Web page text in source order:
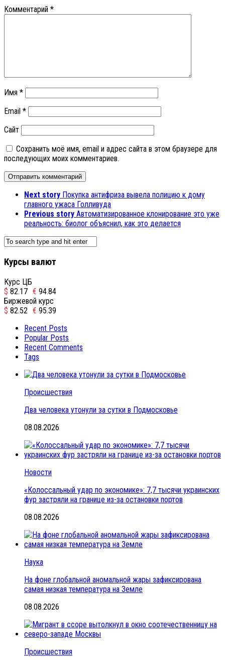
Комментарий *
Имя *
Email *
Сайт
Сохранить моё имя, email и адрес сайта в этом браузере для
последующих моих комментариев.
Next story Покупка антифриза вывела полицию к дому
главного ужаса Голливуда
Previous story Автоматизированное клонирование это уже
реальность: биолог объяснил, как это делается
Курсы валют
Курс ЦБ
$ 82.17 € 94.84
Биржевой курс
$ 82.52 € 95.39
Recent Posts
Popular Posts
Recent Comments
Tags
Происшествия
Два человека утонули за сутки в Подмосковье
08.08.2026
Новости
«Колоссальный удар по экономике»: 7,7 тысячи украинских
фур застряли на границе из-за остановки портов
08.08.2026
Наука
На фоне глобальной аномальной жары зафиксирована
самая низкая температура на Земле
08.08.2026
Происшествия